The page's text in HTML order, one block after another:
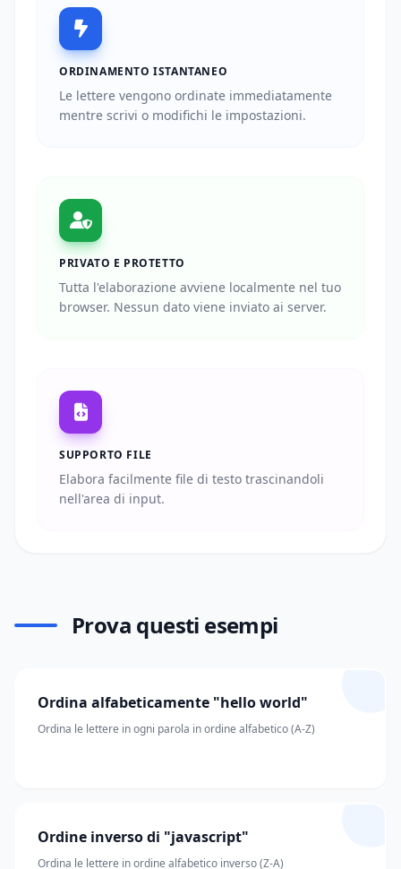
ORDINAMENTO ISTANTANEO
Le lettere vengono ordinate immediatamente
mentre scrivi o modifichi le impostazioni.
PRIVATO E PROTETTO
Tutta l'elaborazione avviene localmente nel tuo
browser. Nessun dato viene inviato ai server.
SUPPORTO FILE
Elabora facilmente file di testo trascinandoli
nell'area di input.
Prova questi esempi
Ordina alfabeticamente "hello world"
Ordina le lettere in ogni parola in ordine alfabetico (A-Z)
Ordine inverso di "javascript"
Ordina le lettere in ordine alfabetico inverso (Z-A)